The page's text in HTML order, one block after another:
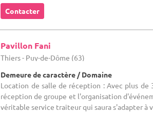
Contacter
Pavillon Fani
Thiers - Puy-de-Dôme (63)
Demeure de caractère / Domaine
Location de salle de réception : Avec plus de
réception de groupe et l'organisation
véritable service traiteur qui saura s'adapter à